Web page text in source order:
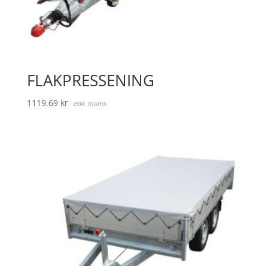
FLAKPRESSENING
1119,69 kr exkl. moms